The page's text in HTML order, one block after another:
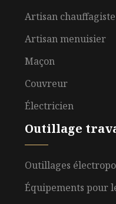
Artisan chauffagiste
Artisan menuisier
Maçon
Couvreur
Électricien
Outillage
Outillages
Équipements pour